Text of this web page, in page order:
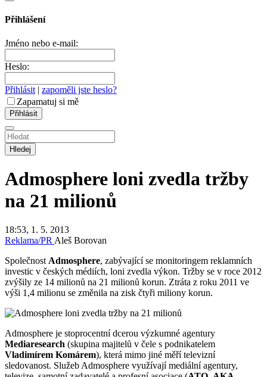
Přihlášení
Jméno nebo e-mail:
Heslo:
Přihlásit | zapoměli jste heslo?
Zapamatuj si mě
Hledej
Admosphere loni zvedla tržby
na 21 milionů
18:53, 1. 5. 2013
Reklama/PRAleš Borovan
SpolečnostAdmosphere, zabývající se monitoringem reklamních
investic v českých médiích, loni zvedla výkon. Tržby se v roce 2012
zvýšily ze 14 milionů na 21 milionů korun. Ztráta z roku 2011 ve
výši 1,4 milionu se změnila na zisk čtyři miliony korun.
Admosphere je stoprocentní dcerou výzkumné agentury
Mediaresearch (skupina majitelů v čele s podnikatelem
Vladimírem Komárem), která mimo jiné měří televizní
sledovanost. Služeb Admosphere využívají mediální agentury,